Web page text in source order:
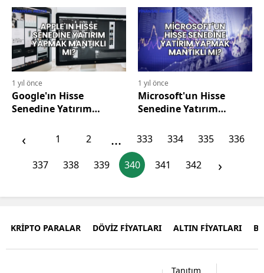
1 yıl önce
Google'ın Hisse
Senedine Yatırım
1 yıl önce
Microsoft'un Hisse
Senedine Yatırım
‹ 1 2 ... 333 334 335
336
337
338 339 340 341 342 ›
KRİPTO PARALAR DÖVİZ FİYATLARI ALTIN FİYATLARI
Tanıtım